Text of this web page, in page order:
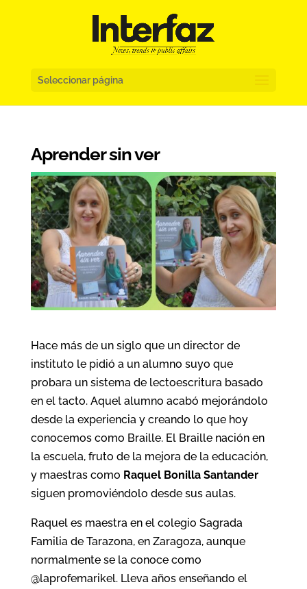
Seleccionar página
Aprender sin ver
Hace más de un siglo que un director de
instituto le pidió a un alumno suyo que
probara un sistema de lectoescritura basado
en el tacto. Aquel alumno acabó mejorándolo
desde la experiencia y creando lo que hoy
conocemos como Braille. El Braille nación en
la escuela, fruto de la mejora de la educación,
y maestras como Raquel Bonilla Santander
siguen promoviéndolo desde sus aulas.
Raquel es maestra en el colegio Sagrada
Familia de Tarazona, en Zaragoza, aunque
normalmente se la conoce como
@laprofemarikel. Lleva años enseñando el